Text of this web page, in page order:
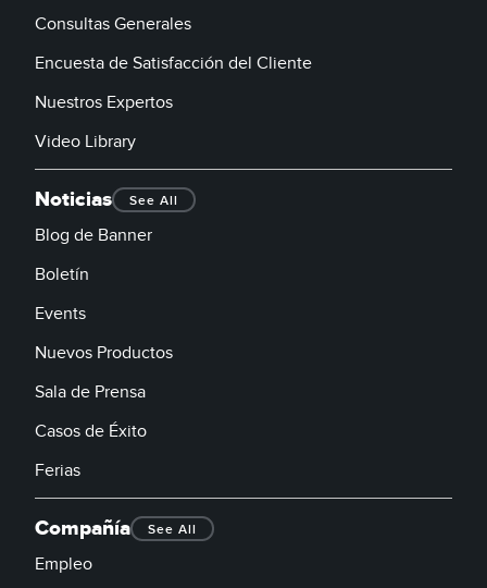
Consultas Generales
Encuesta de Satisfacción del Cliente
Nuestros Expertos
Video Library
Noticias See All
Blog de Banner
Boletín
Events
Nuevos Productos
Sala de Prensa
Casos de Éxito
Ferias
Compañía See All
Empleo